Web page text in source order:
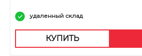
удаленный склад
КУПИТЬ